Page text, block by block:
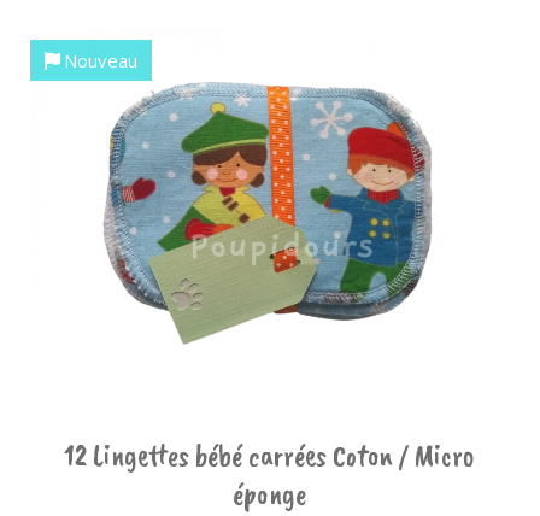
Nouveau
12 Lingettes bébé carrées Coton / Micro
éponge